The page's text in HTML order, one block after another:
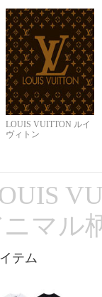
LOUIS VUITTON ルイ
ヴィトン
ニマル
テム